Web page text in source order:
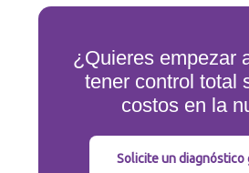
¿Quieres empezar
tener control total
costos en la
Solicite un diagnóstico